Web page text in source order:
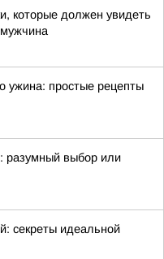
которые должен увидеть
ужина: простые рецепты
разумный выбор или
секреты идеальной